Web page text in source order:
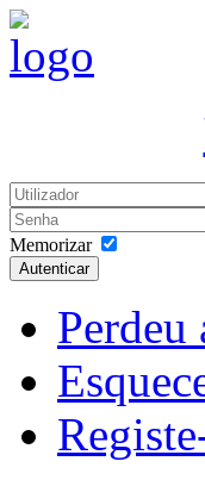
Memorizar
Autenticar
Perdeu